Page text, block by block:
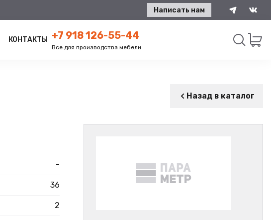
Написать нам
КОНТАКТЫ +7 918 126-55-44
Все для производства мебели
Назад в каталог
-
36
2